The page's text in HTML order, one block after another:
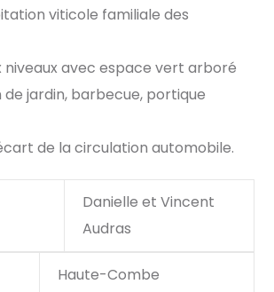
viticole familiale des
niveaux avec espace vert arboré
de jardin, barbecue, portique
de la circulation automobile.
Danielle et Vincent
Audras
Haute-Combe